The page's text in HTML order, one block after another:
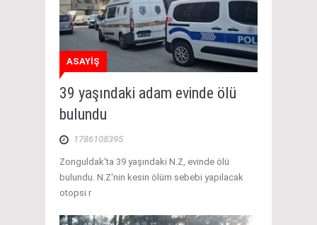
ASAYİŞ
39 yaşındaki adam evinde ölü
bulundu
1786108395
Zonguldak'ta 39 yaşındaki N.Z, evinde ölü
bulundu. N.Z'nin kesin ölüm sebebi yapılacak
otopsi r